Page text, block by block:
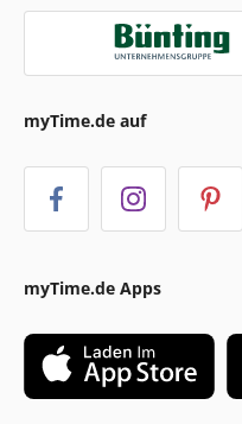
myTime.de auf
myTime.de Apps